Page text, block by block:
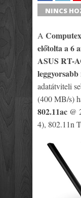
SHARE
NINCS
A
előtolta a 6
ASUS RT-
adatátviteli
(400 MB/s)
802.11ac @
4), 802.11n